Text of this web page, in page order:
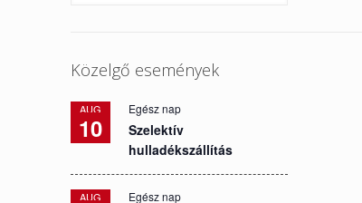
Közelgő események
AUG
10
Egész nap
Szelektív
hulladékszállítás
AUG Egész nap